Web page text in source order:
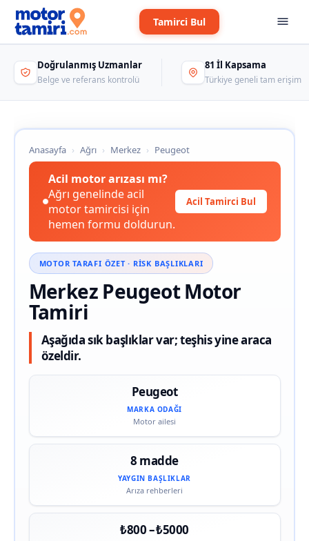
Tamirci Bul
Doğrulanmış Uzmanlar
Belge ve referans kontrolü
81 İl Kapsama
Türkiye geneli tam erişim
Anasayfa › Ağrı › Merkez › Peugeot
Acil motor arızası mı?
Ağrı genelinde acil
motor tamircisi için
hemen formu doldurun.
Acil Tamirci Bul
MOTOR TARAFI ÖZET · RISK BAŞLIKLARI
Merkez Peugeot Motor
Tamiri
Aşağıda sık başlıklar var; teşhis yine araca
özeldir.
Peugeot
MARKA ODAĞI
Motor ailesi
8 madde
YAYGIN BAŞLIKLAR
Arıza rehberleri
₺800 – ₺5000